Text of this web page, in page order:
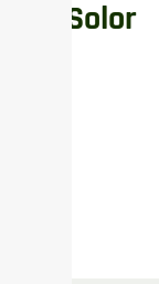
On Solor